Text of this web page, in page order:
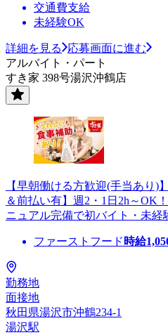
交通費支給
未経験OK
詳細を見る
応募画面に進む
アルバイト・パート
すき家 398号湯沢沖鶴店
【早朝働ける方歓迎(手当あ
＆前払い有】週2・1日2h～OK
ニュアル完備で初バイト・未経
ファーストフード 時給
勤務地
面接地
秋田県湯沢市沖鶴234-1
湯沢駅